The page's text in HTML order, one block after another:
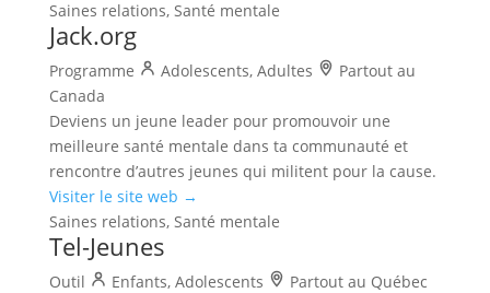
Saines relations, Santé mentale
Jack.org
Programme Adolescents, Adultes
Partout au
Canada
Deviens un jeune leader pour promouvoir une
meilleure santé mentale dans ta communauté et
rencontre d’autres jeunes qui militent pour la cause.
Visiter le site web →
Saines relations, Santé mentale
Tel-Jeunes
Outil Enfants, Adolescents
Partout au Québec